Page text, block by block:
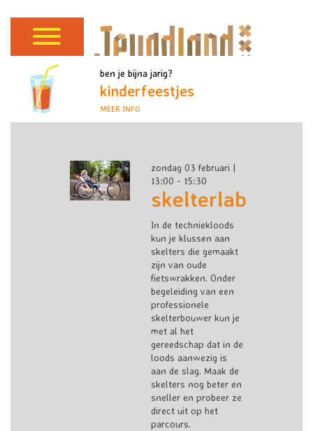
ben je bijna jarig?
kinderfeestjes
MEER INFO
zondag 03 februari |
13:00 - 15:30
skelterlab
In de techniekloods
kun je klussen aan
skelters die gemaakt
zijn van oude
fietswrakken. Onder
begeleiding van een
professionele
skelterbouwer kun je
met al het
gereedschap dat in de
loods aanwezig is
aan de slag. Maak de
skelters nog beter en
sneller en probeer ze
direct uit op het
parcours.